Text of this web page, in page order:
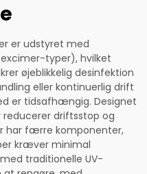
er udstyret med
typer), hvilket
øjeblikkelig desinfektion
eller kontinuerlig drift
er tidsafhængig. Designet
driftsstop og
har færre komponenter,
kræver minimal
traditionelle UV-